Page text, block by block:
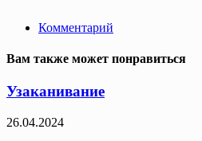
Комментарий
Вам также может понравиться
Узаканивание
26.04.2024